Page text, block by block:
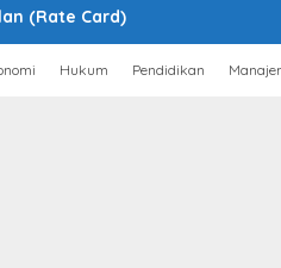
(Rate Card)
Hukum Pendidikan